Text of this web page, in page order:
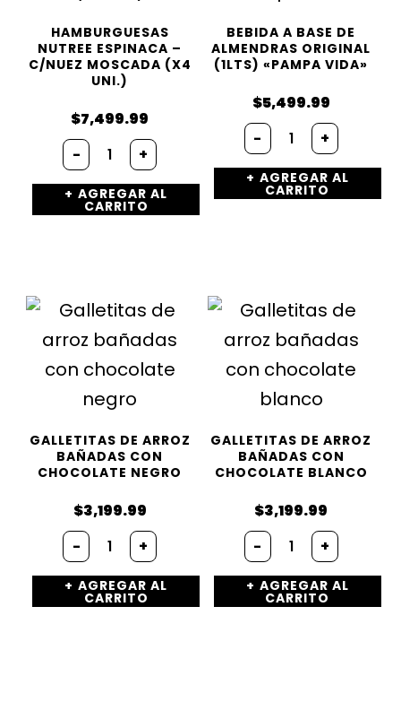
HAMBURGUESAS
NUTREE ESPINACA –
C/NUEZ MOSCADA (X4
UNI.)
$7,499.99
- Hamburguesas
Nutree
ESPINACA
-
c/Nuez
+
AGREGAR AL
CARRITO
BEBIDA A BASE DE
ALMENDRAS ORIGINAL
(1LTS) «PAMPA VIDA»
$5,499.99
- Bebida
a
Base
de
Almendras
+
AGREGAR AL
CARRITO
GALLETITAS DE ARROZ
BAÑADAS CON
CHOCOLATE NEGRO
$3,199.99
- Galletitas
de
arroz
bañadas
con
+
AGREGAR AL
CARRITO
GALLETITAS DE ARROZ
BAÑADAS CON
CHOCOLATE BLANCO
$3,199.99
- Galletitas
de
arroz
bañadas
con
+
AGREGAR AL
CARRITO